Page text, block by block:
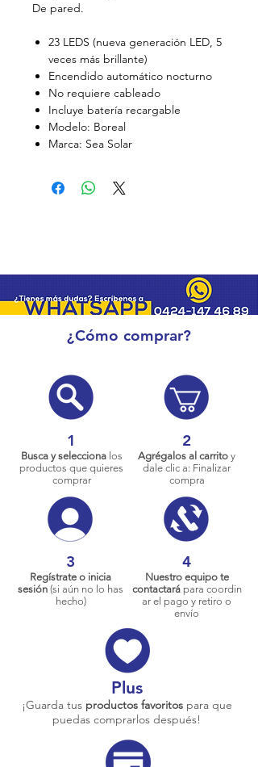
De pared.
23 LEDS (nueva generación LED, 5
veces más brillante)
Encendido automático nocturno
No requiere cableado
Incluye batería recargable
Modelo: Boreal
Marca: Sea Solar
¿Cómo comprar?
1
Busca y seleccionalos
productos que quieres
comprar
2
Agrégalos al carrito y
dale clic a: Finalizar
compra
3
Regístrate o inicia
sesión (si aún no lo has
hecho)
4
Nuestro equipo te
contactarápara coordin
ar el pago y retiro o
envío
Plus
¡Guarda tus productos favoritos para que
puedas comprarlos después!